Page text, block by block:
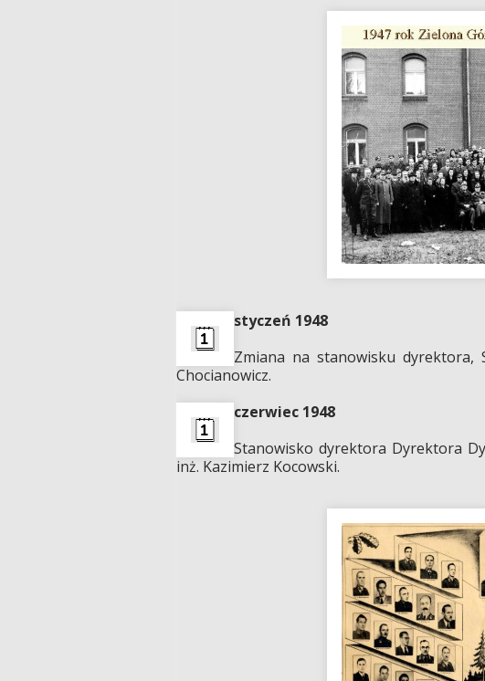
styczeń 1948
Zmiana na stanowisku dyrektora,
Chocianowicz.
czerwiec 1948
Stanowisko dyrektora Dyrektora
inż. Kazimierz Kocowski.